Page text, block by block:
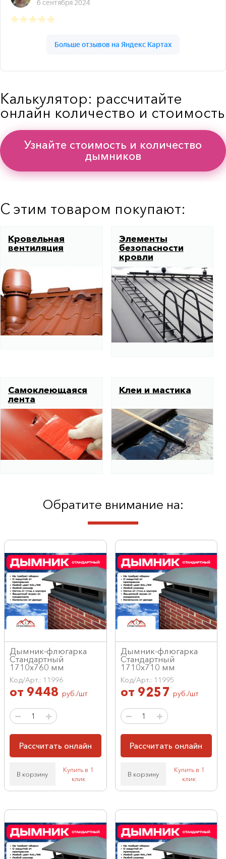
Калькулятор: рассчитайте
онлайн количество и стоимость
Узнайте стоимость и количество
дымников
С этим товаром покупают:
Кровельная
вентиляция
Элементы
безопасности
кровли
Самоклеющаяся
лента
Клеи и мастика
Обратите внимание на:
Дымник-флюгарка
Стандартный
1710х760 мм
Код/Арт.: 11996
от 9448 руб./шт
Рассчитать онлайн
В корзину
Купить в 1
клик
Дымник-флюгарка
Стандартный
1710х710 мм
Код/Арт.: 11995
от 9257 руб./шт
Рассчитать онлайн
В корзину
Купить в 1
клик